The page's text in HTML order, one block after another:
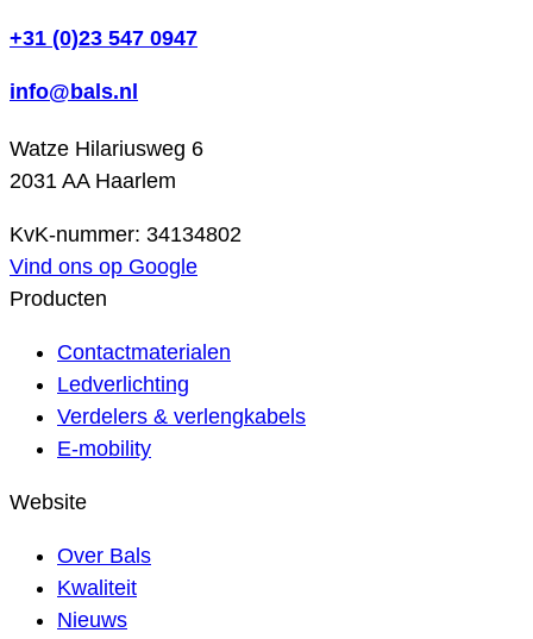
+31 (0)23 547 0947
info@bals.nl
Watze Hilariusweg 6
2031 AA Haarlem
KvK-nummer: 34134802
Vind ons op Google
Producten
Contactmaterialen
Ledverlichting
Verdelers & verlengkabels
E-mobility
Website
Over Bals
Kwaliteit
Nieuws